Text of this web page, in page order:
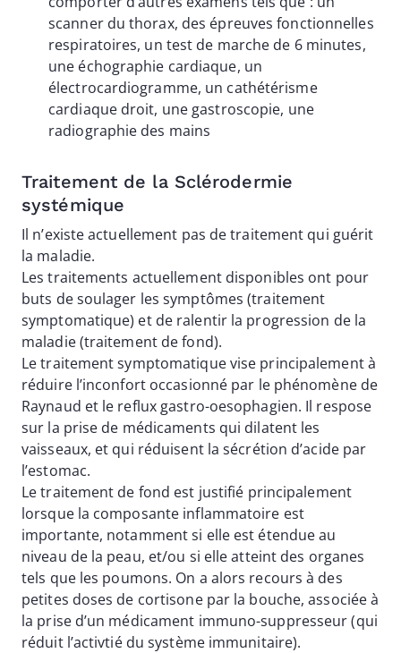
scanner du thorax, des épreuves fonctionnelles
respiratoires, un test de marche de 6 minutes,
une échographie cardiaque, un
électrocardiogramme, un cathétérisme
cardiaque droit, une gastroscopie, une
radiographie des mains
Traitement de la Sclérodermie
systémique
Il n’existe actuellement pas de traitement qui guérit
la maladie.
Les traitements actuellement disponibles ont pour
buts de soulager les symptômes (traitement
symptomatique) et de ralentir la progression de la
maladie (traitement de fond).
Le traitement symptomatique vise principalement à
réduire l’inconfort occasionné par le phénomène de
Raynaud et le reflux gastro-oesophagien. Il respose
sur la prise de médicaments qui dilatent les
vaisseaux, et qui réduisent la sécrétion d’acide par
l’estomac.
Le traitement de fond est justifié principalement
lorsque la composante inflammatoire est
importante, notamment si elle est étendue au
niveau de la peau, et/ou si elle atteint des organes
tels que les poumons. On a alors recours à des
petites doses de cortisone par la bouche, associée à
la prise d’un médicament immuno-suppresseur (qui
réduit l’activtié du système immunitaire).